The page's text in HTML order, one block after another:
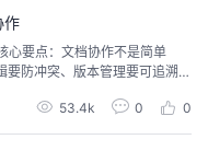
作
要点：文档协作不是简单
防冲突、版本管理要可追溯，
上没有对应的软件。换一种格
改完文档保存了，同事说他也
53.4k 0 0